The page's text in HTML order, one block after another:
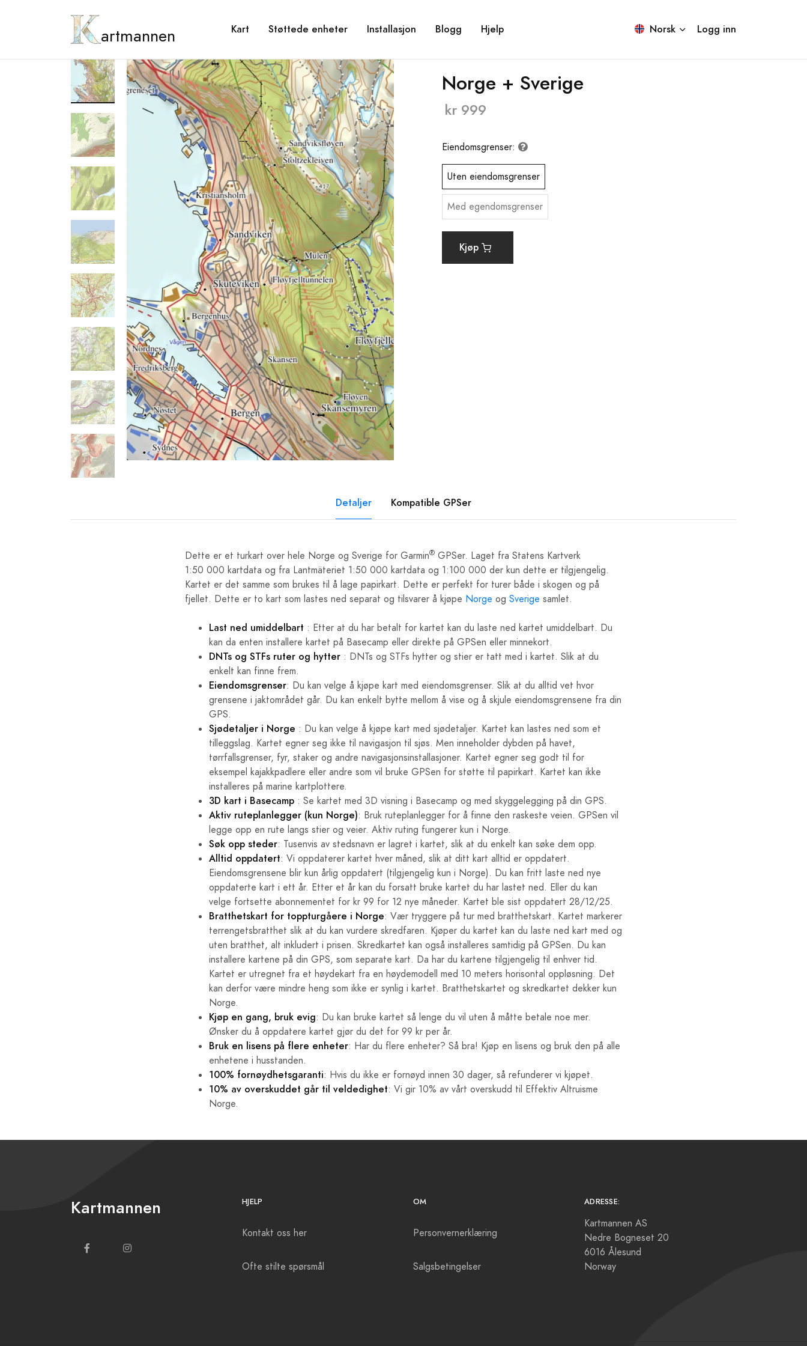
artmannen Kart Støttede enheter Installasjon Blogg Hjelp Norsk Logg inn
Norge + Sverige
kr 999
Eiendomsgrenser:
Uten eiendomsgrenser
Med egendomsgrenser
Kjøp
Detaljer Kompatible GPSer
Dette er et turkart over hele Norge og Sverige for Garmin® GPSer. Laget fra Statens Kartverk
1:50 000 kartdata og fra Lantmäteriet 1:50 000 kartdata og 1:100 000 der kun dette er tilgjengelig.
Kartet er det samme som brukes til å lage papirkart. Dette er perfekt for turer både i skogen og på
fjellet. Dette er to kart som lastes ned separat og tilsvarer å kjøpe Norge og Sverige samlet.
Last ned umiddelbart : Etter at du har betalt for kartet kan du laste ned kartet umiddelbart. Du
kan da enten installere kartet på Basecamp eller direkte på GPSen eller minnekort.
DNTs og STFs ruter og hytter : DNTs og STFs hytter og stier er tatt med i kartet. Slik at du
enkelt kan finne frem.
Eiendomsgrenser: Du kan velge å kjøpe kart med eiendomsgrenser. Slik at du alltid vet hvor
grensene i jaktområdet går. Du kan enkelt bytte mellom å vise og å skjule eiendomsgrensene fra din
GPS.
Sjødetaljer i Norge : Du kan velge å kjøpe kart med sjødetaljer. Kartet kan lastes ned som et
tilleggslag. Kartet egner seg ikke til navigasjon til sjøs. Men inneholder dybden på havet,
tørrfallsgrenser, fyr, staker og andre navigasjonsinstallasjoner. Kartet egner seg godt til for
eksempel kajakkpadlere eller andre som vil bruke GPSen for støtte til papirkart. Kartet kan ikke
installeres på marine kartplottere.
3D kart i Basecamp : Se kartet med 3D visning i Basecamp og med skyggelegging på din GPS.
Aktiv ruteplanlegger (kun Norge): Bruk ruteplanlegger for å finne den raskeste veien. GPSen vil
legge opp en rute langs stier og veier. Aktiv ruting fungerer kun i Norge.
Søk opp steder: Tusenvis av stedsnavn er lagret i kartet, slik at du enkelt kan søke dem opp.
Alltid oppdatert: Vi oppdaterer kartet hver måned, slik at ditt kart alltid er oppdatert.
Eiendomsgrensene blir kun årlig oppdatert (tilgjengelig kun i Norge). Du kan fritt laste ned nye
oppdaterte kart i ett år. Etter et år kan du forsatt bruke kartet du har lastet ned. Eller du kan
velge fortsette abonnementet for kr 99 for 12 nye måneder. Kartet ble sist oppdatert 28/12/25.
Bratthetskart for toppturgåere i Norge: Vær tryggere på tur med bratthetskart. Kartet markerer
terrengetsbratthet slik at du kan vurdere skredfaren. Kjøper du kartet kan du laste ned kart med og
uten bratthet, alt inkludert i prisen. Skredkartet kan også installeres samtidig på GPSen. Du kan
installere kartene på din GPS, som separate kart. Da har du kartene tilgjengelig til enhver tid.
Kartet er utregnet fra et høydekart fra en høydemodell med 10 meters horisontal oppløsning. Det
kan derfor være mindre heng som ikke er synlig i kartet. Bratthetskartet og skredkartet dekker kun
Norge.
Kjøp en gang, bruk evig: Du kan bruke kartet så lenge du vil uten å måtte betale noe mer.
Ønsker du å oppdatere kartet gjør du det for 99 kr per år.
Bruk en lisens på flere enheter: Har du flere enheter? Så bra! Kjøp en lisens og bruk den på alle
enhetene i husstanden.
100% fornøydhetsgaranti: Hvis du ikke er fornøyd innen 30 dager, så refunderer vi kjøpet.
10% av overskuddet går til veldedighet: Vi gir 10% av vårt overskudd til Effektiv Altruisme
Norge.
Kartmannen HJELP
Kontakt oss her
Ofte stilte spørsmål
OM
Personvernerklæring
Salgsbetingelser
ADRESSE:
Kartmannen AS
Nedre Bogneset 20
6016 Ålesund
Norway